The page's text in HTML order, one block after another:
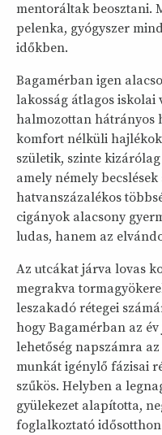
mentoráltak beosztani.
pelenka, gyógyszer
időkben.
Bagamérban igen
lakosság átlagos iskolai
halmozottan hátrányos
komfort nélküli
születik, szinte
amely némely
hatvanszázalékos
cigányok alacsony
ludas, hanem az
Az utcákat járva lovas
megrakva
leszakadó rétegei
hogy Bagamérban az
lehetőség napszámra
munkát igénylő fázisai
szűkös. Helyben a
gyülekezet alapította,
foglalkoztató